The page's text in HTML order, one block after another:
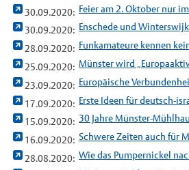
30.09.2020: Feier am 2. Oktober nur
30.09.2020:
28.09.2020: Funkamateure kennen
25.09.2020: Münster wird
23.09.2020:
17.09.2020:
15.09.2020:
16.09.2020:
28.08.2020: Wie das Pumpernickel